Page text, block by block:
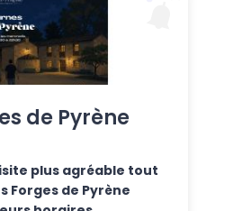
2016de Pyrène
plus agréable tout
Forges de Pyrène